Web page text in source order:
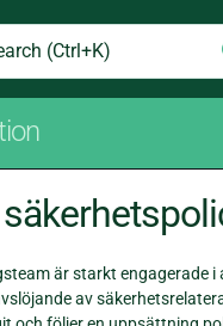
är starkt engagerade i
av